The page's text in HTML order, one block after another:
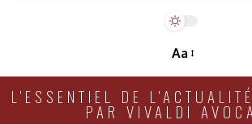
Aa
L'ESSENTIEL DE
PAR VIVALDI